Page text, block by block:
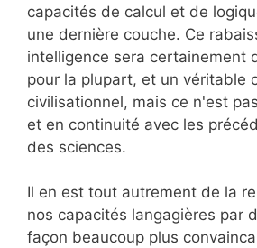
capacités de calcul et de
une dernière couche. Ce
intelligence sera certainement
pour la plupart, et un véritable
civilisationnel, mais ce n'est
et en continuité avec les
des sciences.
Il en est tout autrement de la
nos capacités langagières par
façon beaucoup plus